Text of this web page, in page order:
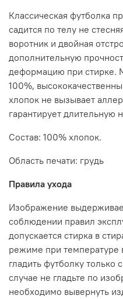
Классическая футболка
садится по телу не
воротник и двойная
дополнительную
деформацию при стирке.
100%,
хлопок не вызывает
гарантирует длительную
Состав: 100% хлопок.
Область печати: грудь
Правила ухода
Изображение
соблюдении правил
допускается стирка в
режиме при температуре
гладить футболку только
случае не гладьте по
необходимо вывернуть